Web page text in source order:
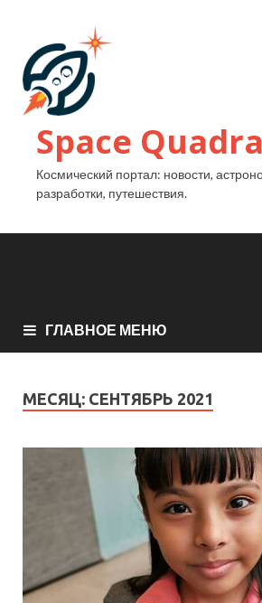
Space
Космический портал: новости,
разработки, путешествия.
ГЛАВНОЕ МЕНЮ
МЕСЯЦ: СЕНТЯБРЬ 2021